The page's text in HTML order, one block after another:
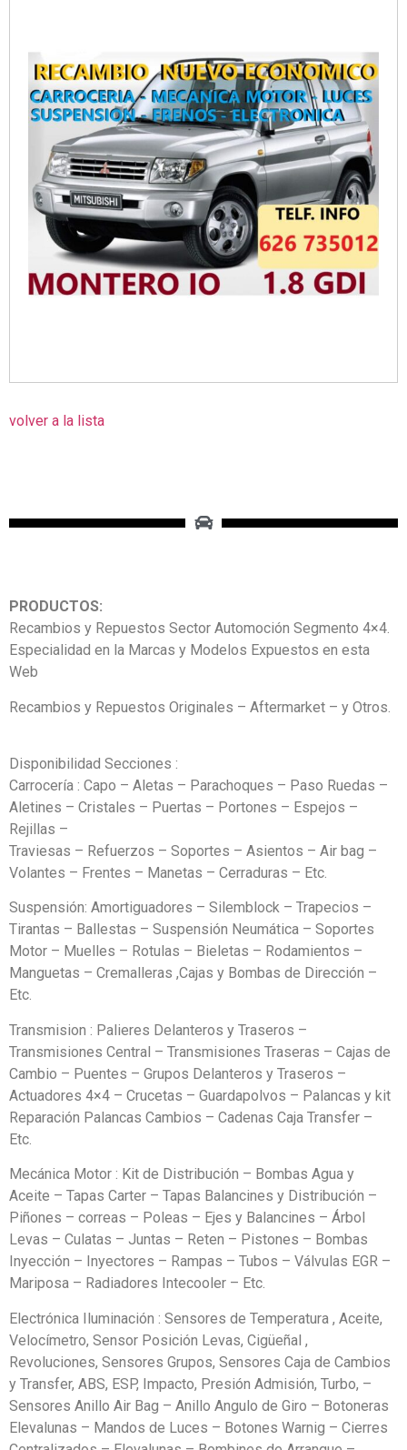
volver a la lista
PRODUCTOS:
Recambios y Repuestos Sector Automoción Segmento 4×4.
Especialidad en la Marcas y Modelos Expuestos en esta
Web
Recambios y Repuestos Originales – Aftermarket – y Otros.
Disponibilidad Secciones :
Carrocería : Capo – Aletas – Parachoques – Paso Ruedas –
Aletines – Cristales – Puertas – Portones – Espejos –
Rejillas –
Traviesas – Refuerzos – Soportes – Asientos – Air bag –
Volantes – Frentes – Manetas – Cerraduras – Etc.
Suspensión: Amortiguadores – Silemblock – Trapecios –
Tirantas – Ballestas – Suspensión Neumática – Soportes
Motor – Muelles – Rotulas – Bieletas – Rodamientos –
Manguetas – Cremalleras ,Cajas y Bombas de Dirección –
Etc.
Transmision : Palieres Delanteros y Traseros –
Transmisiones Central – Transmisiones Traseras – Cajas de
Cambio – Puentes – Grupos Delanteros y Traseros –
Actuadores 4×4 – Crucetas – Guardapolvos – Palancas y kit
Reparación Palancas Cambios – Cadenas Caja Transfer –
Etc.
Mecánica Motor : Kit de Distribución – Bombas Agua y
Aceite – Tapas Carter – Tapas Balancines y Distribución –
Piñones – correas – Poleas – Ejes y Balancines – Árbol
Levas – Culatas – Juntas – Reten – Pistones – Bombas
Inyección – Inyectores – Rampas – Tubos – Válvulas EGR –
Mariposa – Radiadores Intecooler – Etc.
Electrónica Iluminación : Sensores de Temperatura , Aceite,
Velocímetro, Sensor Posición Levas, Cigüeñal ,
Revoluciones, Sensores Grupos, Sensores Caja de Cambios
y Transfer, ABS, ESP, Impacto, Presión Admisión, Turbo, –
Sensores Anillo Air Bag – Anillo Angulo de Giro – Botoneras
Elevalunas – Mandos de Luces – Botones Warnig – Cierres